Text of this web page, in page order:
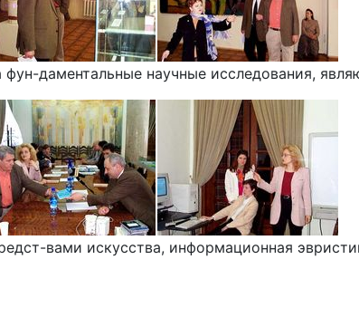
даментальные научные исследования,
вами искусства, информационная